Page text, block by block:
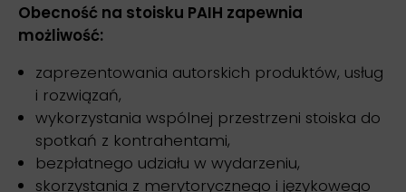
Obecność na stoisku PAIH zapewnia
możliwość:
zaprezentowania autorskich produktów, usług
i rozwiązań,
wykorzystania wspólnej przestrzeni stoiska do
spotkań z kontrahentami,
bezpłatnego udziału w wydarzeniu,
skorzystania z merytorycznego i językowego